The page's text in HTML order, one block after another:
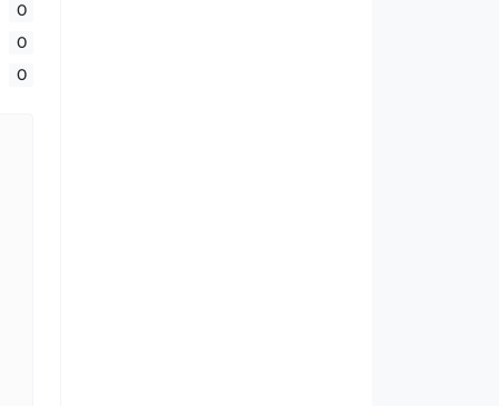
0
0
0